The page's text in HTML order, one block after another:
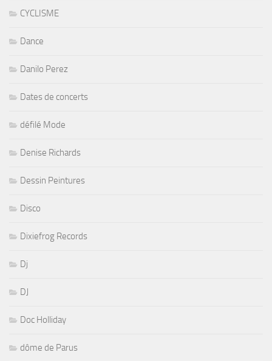
CYCLISME
Dance
Danilo Perez
Dates de concerts
défilé Mode
Denise Richards
Dessin Peintures
Disco
Dixiefrog Records
Dj
DJ
Doc Holliday
dôme de Parus